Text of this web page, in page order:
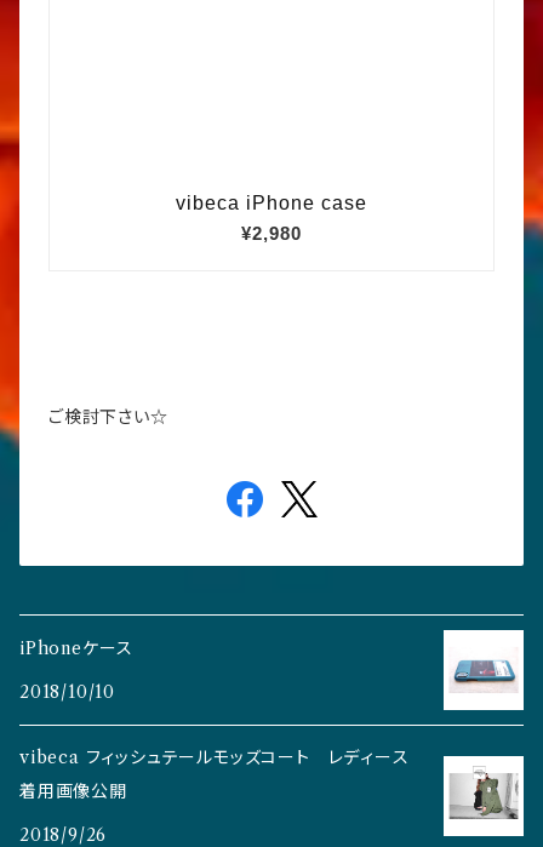
ご検討下さい☆
iPhoneケース
2018/10/10
vibeca フィッシュテールモッズコート レディース
着用画像公開
2018/9/26